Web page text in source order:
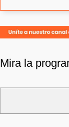
Mira la